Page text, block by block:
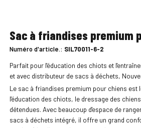
Sac à friandises premium
Numéro d'article.: SIL70011-6-2
Parfait pour l'éducation des chiots et
et avec distributeur de sacs à déchets,
Le sac à friandises premium pour chiens est
l'éducation des chiots, le dressage des
détendues. Avec beaucoup d'espace de
sacs à déchets intégré, il offre un grand